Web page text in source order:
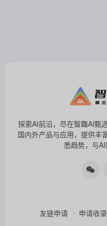
探索AI前沿，尽在智趣AI甄
国内外产品与应用，提供丰
悉趋势，与AI
友链申请 申请收录